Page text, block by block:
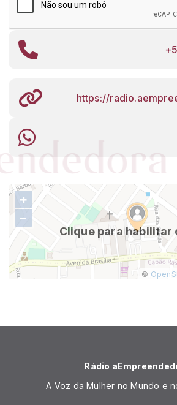
https://
Clique para habilitar
+
−
©
Rádio
A Voz da Mulher no Mundo e